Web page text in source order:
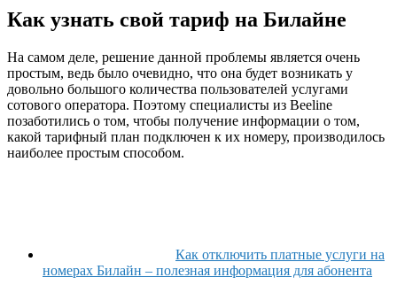
Как узнать свой тариф на Билайне
На самом деле, решение данной проблемы является очень
простым, ведь было очевидно, что она будет возникать у
довольно большого количества пользователей услугами
сотового оператора. Поэтому специалисты из Beeline
позаботились о том, чтобы получение информации о том,
какой тарифный план подключен к их номеру, производилось
наиболее простым способом.
Как отключить платные услуги на
номерах Билайн – полезная информация для абонента